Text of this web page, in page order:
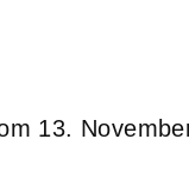
13.